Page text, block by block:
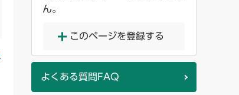
ん。
このページを登録する
よくある質問FAQ